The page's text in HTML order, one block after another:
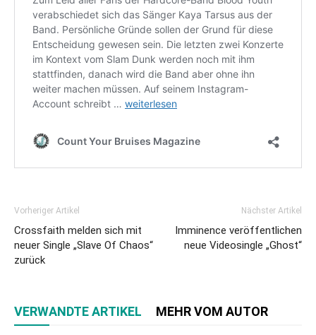
Vorheriger Artikel
Crossfaith melden sich mit
neuer Single „Slave Of Chaos“
zurück
Nächster Artikel
Imminence veröffentlichen
neue Videosingle „Ghost“
VERWANDTE ARTIKEL MEHR VOM AUTOR